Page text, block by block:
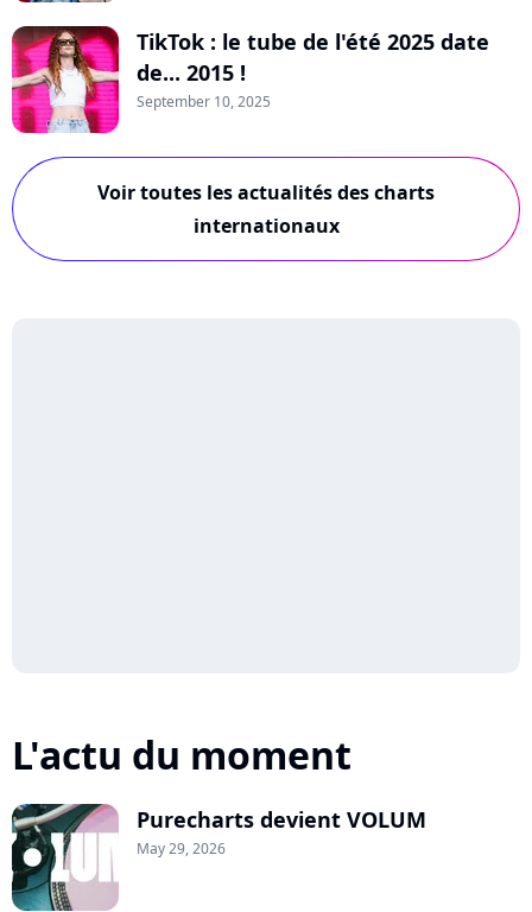
TikTok : le tube de l'été 2025 date
de... 2015 !
September 10, 2025
Voir toutes les actualités des charts
internationaux
L'actu du moment
Purecharts devient VOLUM
May 29, 2026